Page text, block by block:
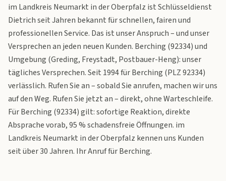
im Landkreis Neumarkt in der Oberpfalz ist Schlüsseldienst
Dietrich seit Jahren bekannt für schnellen, fairen und
professionellen Service. Das ist unser Anspruch – und unser
Versprechen an jeden neuen Kunden. Berching (92334) und
Umgebung (Greding, Freystadt, Postbauer-Heng): unser
tägliches Versprechen. Seit 1994 für Berching (PLZ 92334)
verlässlich. Rufen Sie an – sobald Sie anrufen, machen wir uns
auf den Weg. Rufen Sie jetzt an – direkt, ohne Warteschleife.
Für Berching (92334) gilt: sofortige Reaktion, direkte
Absprache vorab, 95 % schadensfreie Öffnungen. im
Landkreis Neumarkt in der Oberpfalz kennen uns Kunden
seit über 30 Jahren. Ihr Anruf für Berching.